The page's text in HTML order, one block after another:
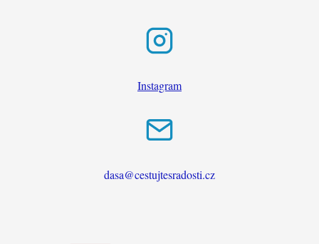
Instagram
dasa@cestujtesradosti.cz